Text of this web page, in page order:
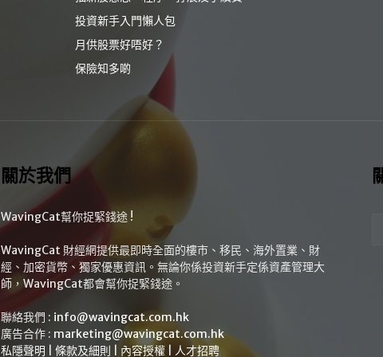
投資新手入門懶人包
月供股票好唔好？
保險知多啲
關於我們
WavingCat幫你捉緊錢途 !
WavingCat 財經網提供最即時全面的樓市、移民、海外置業、財
經、加密貨幣、獨家優惠資訊。無論你係投資新手定係資產管理大
師，WavingCat都會幫你捉緊錢途。
聯絡我們 : info@wavingcat.com.hk
廣告合作 : marketing@wavingcat.com.hk
私隱聲明
條款及細則 內容授權 人才招聘